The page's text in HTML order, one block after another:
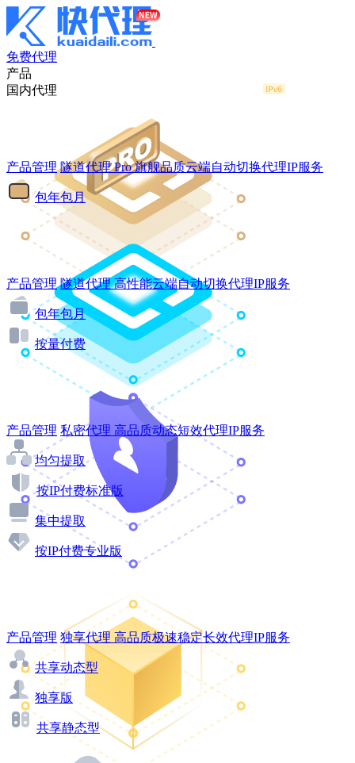
免费代理
产品
国内代理
产品管理 隧道代理Pro 旗舰品质云端自动切换代理IP服务
包年包月
产品管理 隧道代理 高性能云端自动切换代理IP服务
包年包月
按量付费
产品管理 私密代理 高品质动态短效代理IP服务
均匀提取
按IP付费标准版
集中提取
按IP付费专业版
产品管理 独享代理 高品质极速稳定长效代理IP服务
共享动态型
独享版
共享静态型